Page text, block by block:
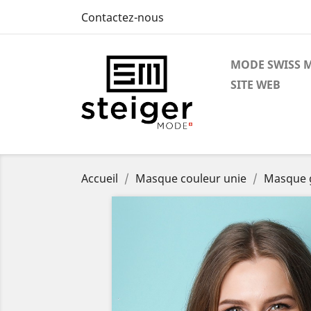
Contactez-nous
MODE SWISS
SITE WEB
Accueil Masque couleur unie Masque